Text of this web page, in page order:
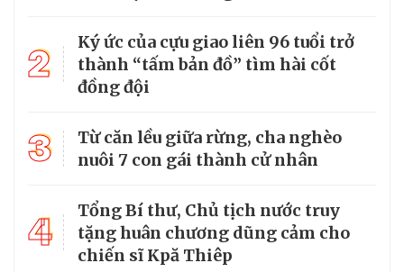
2
Ký ức của cựu giao liên 96 tuổi trở
thành “tấm bản đồ” tìm hài cốt
đồng đội
3
Từ căn lều giữa rừng, cha nghèo
nuôi 7 con gái thành cử nhân
4
Tổng Bí thư, Chủ tịch nước truy
tặng huân chương dũng cảm cho
chiến sĩ Kpă Thiêp